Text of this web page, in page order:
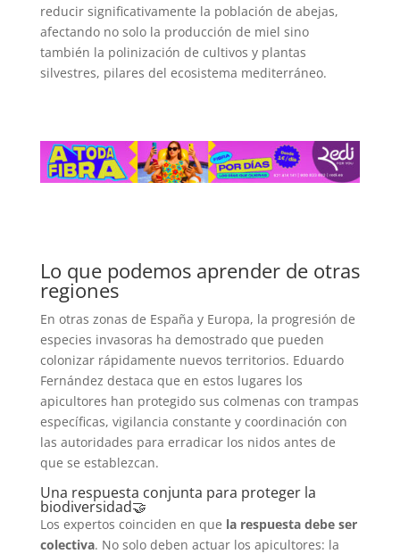
reducir significativamente la población de abejas,
afectando no solo la producción de miel sino
también la polinización de cultivos y plantas
silvestres, pilares del ecosistema mediterráneo.
Lo que podemos aprender de otras
regiones
En otras zonas de España y Europa, la progresión de
especies invasoras ha demostrado que pueden
colonizar rápidamente nuevos territorios. Eduardo
Fernández destaca que en estos lugares los
apicultores han protegido sus colmenas con trampas
específicas, vigilancia constante y coordinación con
las autoridades para erradicar los nidos antes de
que se establezcan.
Una respuesta conjunta para proteger la
biodiversidad🤝
Los expertos coinciden en que la respuesta debe ser
colectiva. No solo deben actuar los apicultores: la